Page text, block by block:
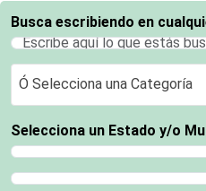
Busca escribiendo en
Ó Selecciona una Categoría
Ó Selecciona una Categoría
Selecciona un Estado y/o
Selecciona un Estado
Selecciona un Municipio